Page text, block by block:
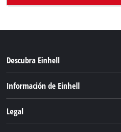
Descubra Einhell
Servicio
Información de Einhell
Legal